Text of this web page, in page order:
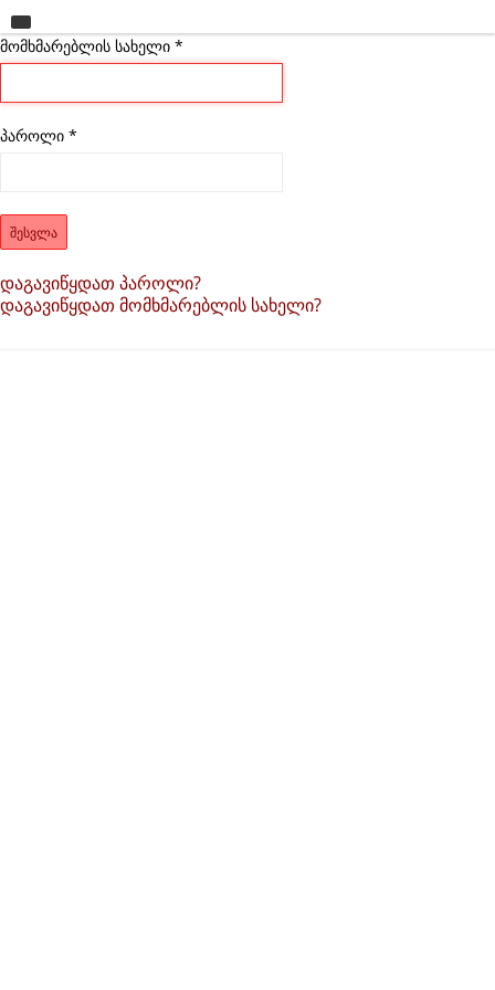
მთავარი
საგანმანათლებლო ერთეულები
კვლევა
კონტაქტი
მომხმარებლის სახელი *
პაროლი *
ᲨᲔᲡᲕᲚᲐ
დაგავიწყდათ პაროლი?
დაგავიწყდათ მომხმარებლის სახელი?